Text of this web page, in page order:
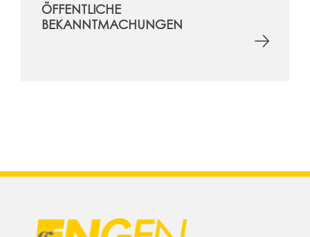
ÖFFENTLICHE
BEKANNTMACHUNGEN